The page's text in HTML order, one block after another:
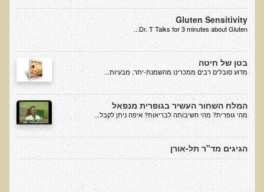
בדיקות לקזיאו-מורפינים וגלוטיאו-מורפינים
דפי מידע
רשימת תוצרת מרוססת
רשימת מאכלים המכילים חומצה אוקסלית
דף כספית
רשימת מאכלים המכילים היסטמין
Gluten Sensitivity
Dr. T Talks for 3 minutes about Gluten...
בטן של חיטה
​מדוע סובלים רבים ממכרינו מהשמנת-יתר, מבעיות...
המלח השחור העשיר בגופרית מנפאל
מהי גופרית? מהי חשיבותה לבריאות? איפה ניתן לקבל...
הגיגים מד"ר תל-אורן